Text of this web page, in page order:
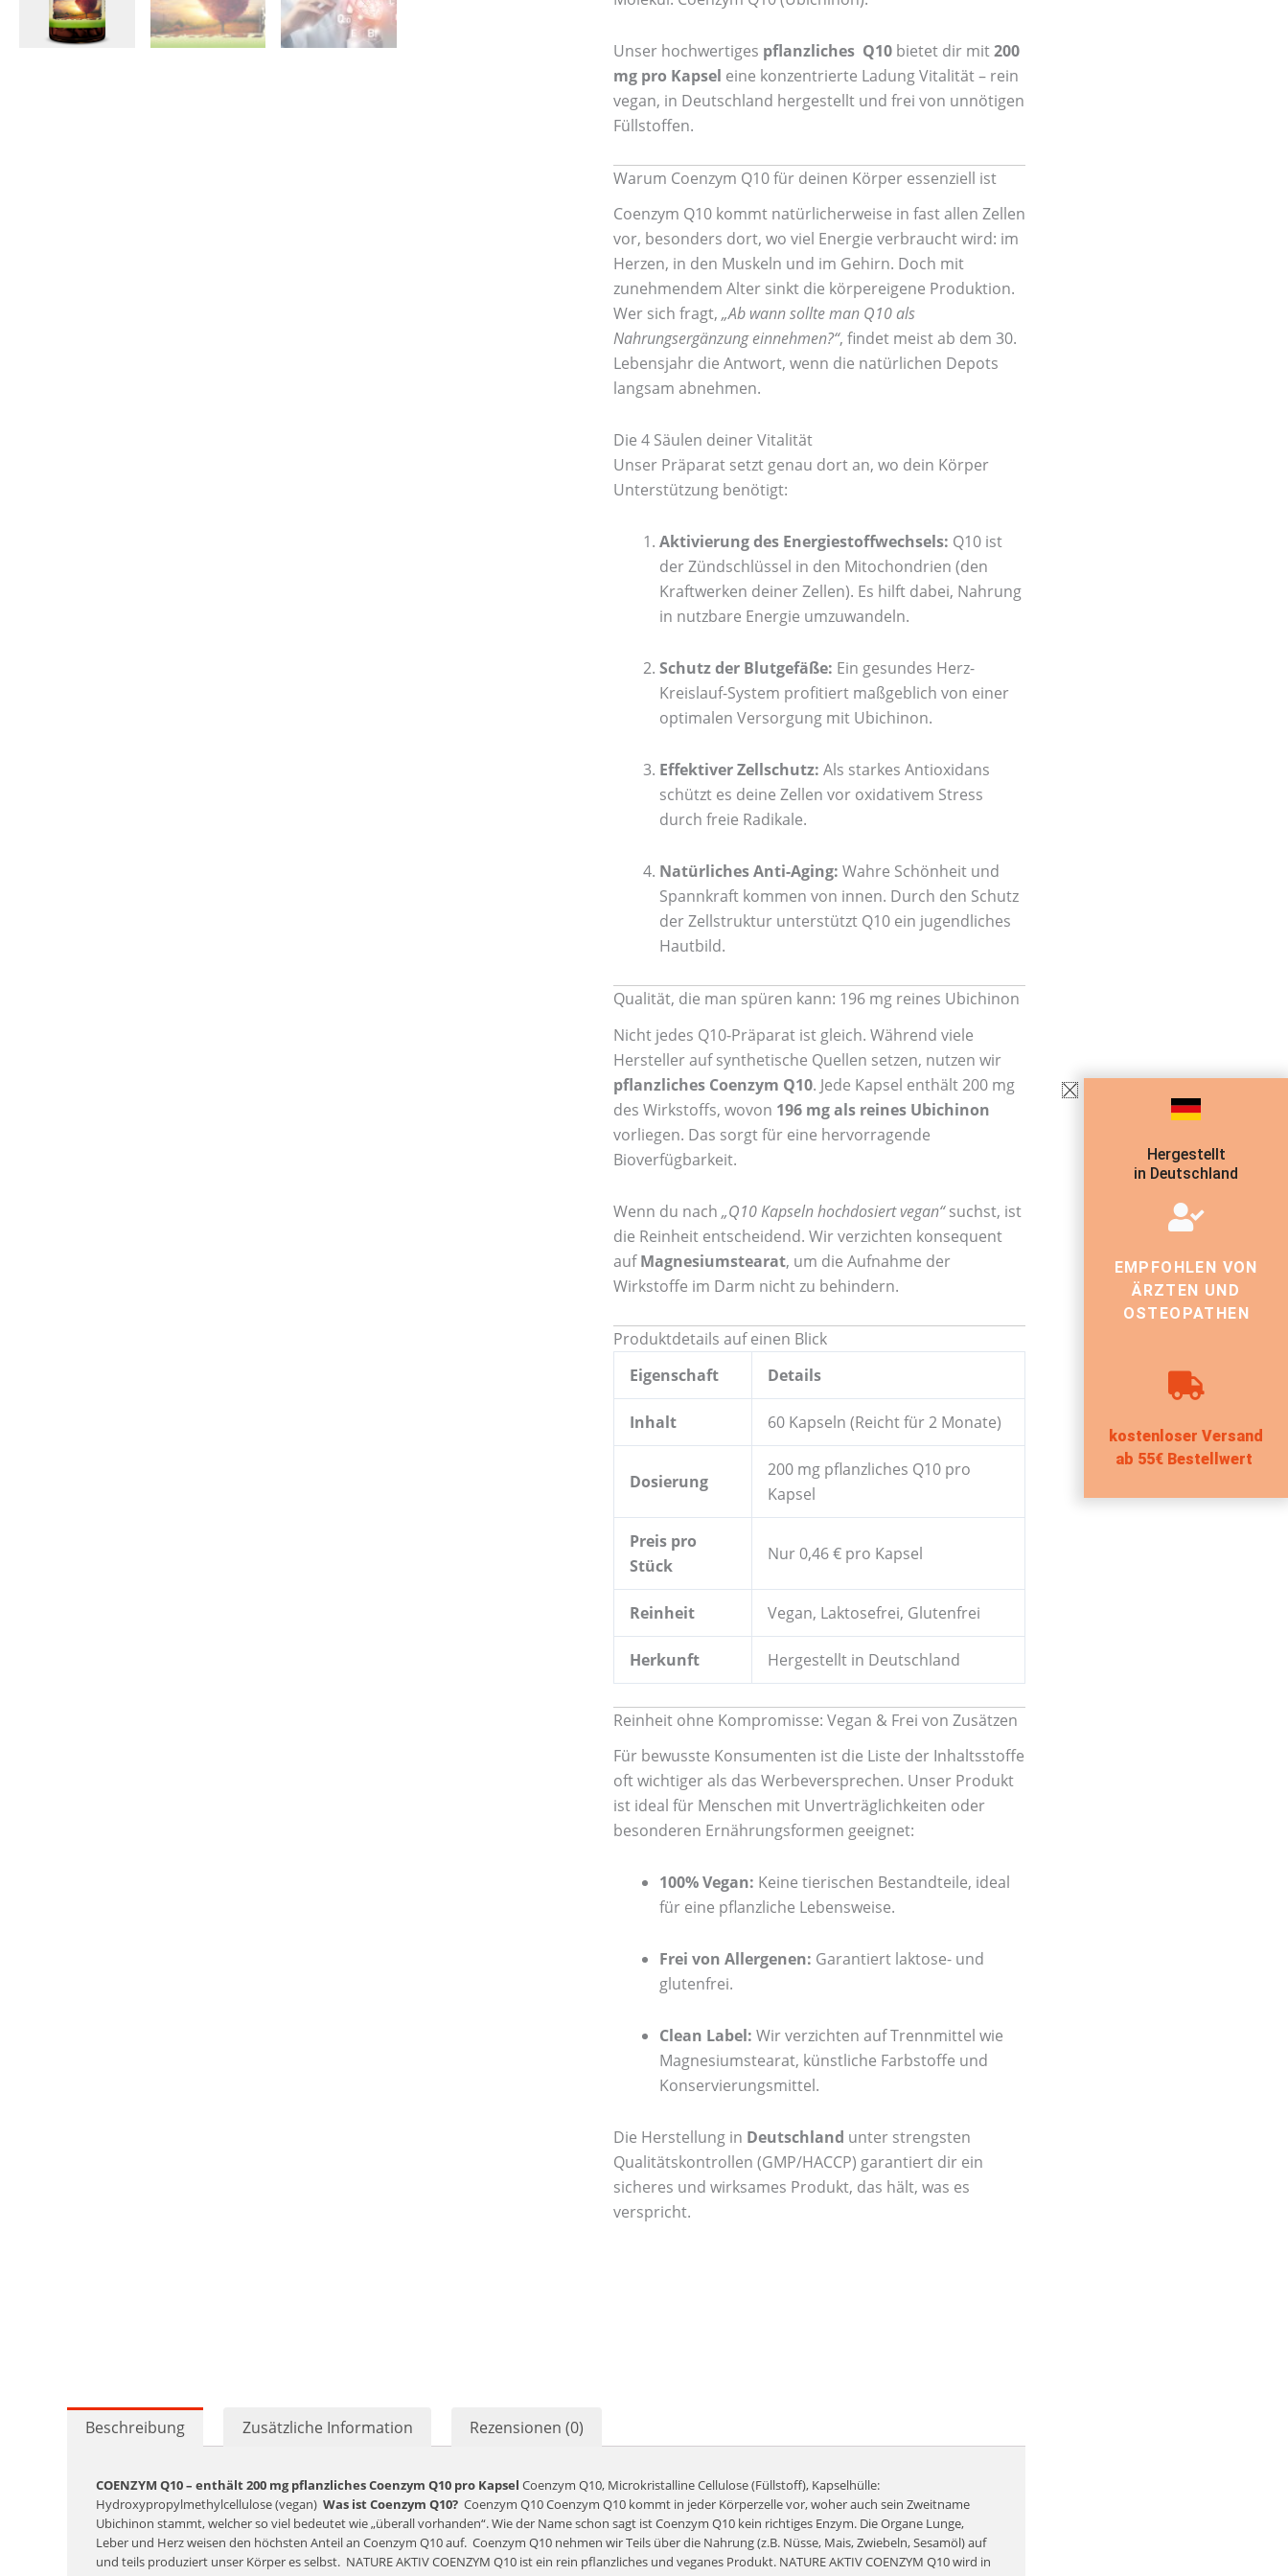
Unser hochwertiges pflanzliches Q10 bietet dir mit200
mg pro Kapsel eine konzentrierte Ladung Vitalität – rein
vegan, in Deutschland hergestellt und frei von unnötigen
Füllstoffen.
Warum Coenzym Q10 für deinen Körper essenziell ist
Coenzym Q10 kommt natürlicherweise in fast allen Zellen
vor, besonders dort, wo viel Energie verbraucht wird: im
Herzen, in den Muskeln und im Gehirn. Doch mit
zunehmendem Alter sinkt die körpereigene Produktion.
Wer sich fragt, „Ab wann sollte man Q10 als
Nahrungsergänzung einnehmen?“, findet meist ab dem 30.
Lebensjahr die Antwort, wenn die natürlichen Depots
langsam abnehmen.
Die 4 Säulen deiner Vitalität
Unser Präparat setzt genau dort an, wo dein Körper
Unterstützung benötigt:
Aktivierung des Energiestoffwechsels: Q10 ist
der Zündschlüssel in den Mitochondrien (den
Kraftwerken deiner Zellen). Es hilft dabei, Nahrung
in nutzbare Energie umzuwandeln.
Schutz der Blutgefäße: Ein gesundes Herz-
Kreislauf-System profitiert maßgeblich von einer
optimalen Versorgung mit Ubichinon.
Effektiver Zellschutz: Als starkes Antioxidans
schützt es deine Zellen vor oxidativem Stress
durch freie Radikale.
Natürliches Anti-Aging: Wahre Schönheit und
Spannkraft kommen von innen. Durch den Schutz
der Zellstruktur unterstützt Q10 ein jugendliches
Hautbild.
Qualität, die man spüren kann: 196 mg reines Ubichinon
Nicht jedes Q10-Präparat ist gleich. Während viele
Hersteller auf synthetische Quellen setzen, nutzen wir
pflanzliches Coenzym Q10. Jede Kapsel enthält 200 mg
des Wirkstoffs, wovon 196 mg als reines Ubichinon
vorliegen. Das sorgt für eine hervorragende
Bioverfügbarkeit.
Wenn du nach „Q10 Kapseln hochdosiert vegan“suchst, ist
die Reinheit entscheidend. Wir verzichten konsequent
aufMagnesiumstearat, um die Aufnahme der
Wirkstoffe im Darm nicht zu behindern.
Produktdetails auf einen Blick
Eigenschaft
Details
Inhalt 60 Kapseln (Reicht für 2 Monate)
Dosierung
200 mg pflanzliches Q10 pro
Kapsel
Preis pro
Stück
Nur 0,46 € pro Kapsel
Reinheit Vegan, Laktosefrei, Glutenfrei
Herkunft Hergestellt in Deutschland
Reinheit ohne Kompromisse: Vegan & Frei von Zusätzen
Für bewusste Konsumenten ist die Liste der Inhaltsstoffe
oft wichtiger als das Werbeversprechen. Unser Produkt
ist ideal für Menschen mit Unverträglichkeiten oder
besonderen Ernährungsformen geeignet:
100% Vegan: Keine tierischen Bestandteile, ideal
für eine pflanzliche Lebensweise.
Frei von Allergenen: Garantiert laktose- und
glutenfrei.
Clean Label: Wir verzichten auf Trennmittel wie
Magnesiumstearat, künstliche Farbstoffe und
Konservierungsmittel.
Die Herstellung in Deutschland unter strengsten
Qualitätskontrollen (GMP/HACCP) garantiert dir ein
sicheres und wirksames Produkt, das hält, was es
verspricht.
Beschreibung Zusätzliche Information Rezensionen (0)
COENZYM Q10 – enthält 200 mg pflanzliches Coenzym Q10 pro Kapsel Coenzym Q10, Microkristalline Cellulose (Füllstoff), Kapselhülle:
Hydroxypropylmethylcellulose (vegan) Was ist Coenzym Q10? Coenzym Q10 Coenzym Q10 kommt in jeder Körperzelle vor, woher auch sein Zweitname
Ubichinon stammt, welcher so viel bedeutet wie „überall vorhanden“. Wie der Name schon sagt ist Coenzym Q10 kein richtiges Enzym. Die Organe Lunge,
Leber und Herz weisen den höchsten Anteil an Coenzym Q10 auf. Coenzym Q10 nehmen wir Teils über die Nahrung (z.B. Nüsse, Mais, Zwiebeln, Sesamöl) auf
und teils produziert unser Körper es selbst. NATURE AKTIV COENZYM Q10 ist ein rein pflanzliches und veganes Produkt. NATURE AKTIV COENZYM Q10 wird in
Hergestellt
in Deutschland
EMPFOHLEN VON
ÄRZTEN UND
OSTEOPATHEN
kostenloser Versand
ab 55€ Bestellwert